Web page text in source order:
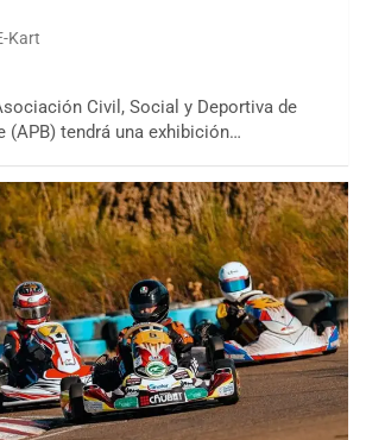
Kart
Civil, Social y Deportiva de
(APB) tendrá una exhibición…